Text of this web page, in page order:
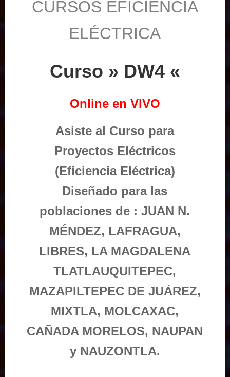
CURSOS EFICIENCIA
ELÉCTRICA
Curso » DW4 «
Online en VIVO
Asiste al Curso para
Proyectos Eléctricos
(Eficiencia Eléctrica)
Diseñado para las
poblaciones de : JUAN N.
MÉNDEZ, LAFRAGUA,
LIBRES, LA MAGDALENA
TLATLAUQUITEPEC,
MAZAPILTEPEC DE JUÁREZ,
MIXTLA, MOLCAXAC,
CAÑADA MORELOS, NAUPAN
y NAUZONTLA.